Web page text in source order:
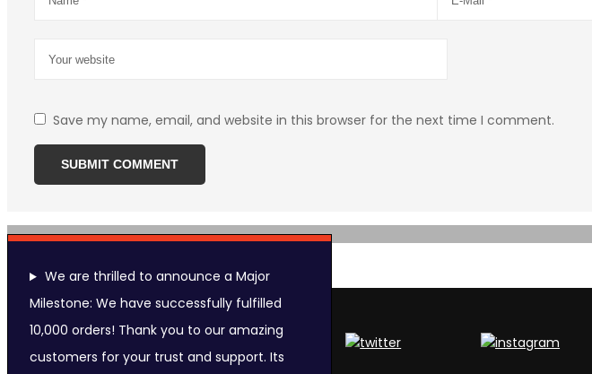
Save my name, email, and website in this browser for the next time I comment.
We are thrilled to announce a Major
Milestone: We have successfully fulfilled
10,000 orders! Thank you to our amazing
customers for your trust and support. Its
FOLLOW US ON: